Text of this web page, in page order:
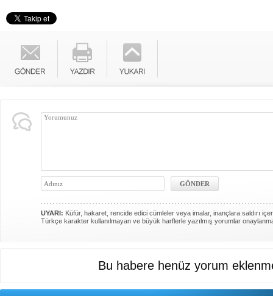
UYARI: Küfür, hakaret, rencide edici cümleler veya imalar, inançlara saldırı
Türkçe karakter kullanılmayan ve büyük harflerle yazılmış yorumlar
Bu habere henüz yorum